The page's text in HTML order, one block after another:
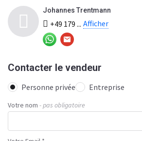
Johannes Trentmann
+49 179 ... Afficher
Contacter le vendeur
Personne privée Entreprise
Votre nom - pas obligatoire